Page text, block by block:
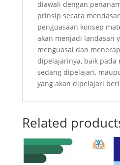
diawali dengan
prinsip secara
penguasaan konsep
akan menjadi landasan
menguasai dan
dipelajarinya, baik pada
sedang dipelajari,
yang akan dipelajari
Related